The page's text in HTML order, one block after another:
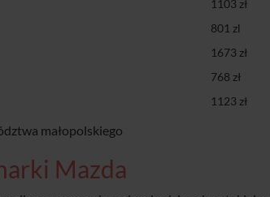
1103 zł
801 zl
1673 zł
768 zł
1123 zł
małopolskiego
Mazda